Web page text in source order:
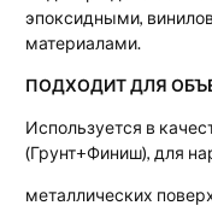
эпоксидными,
материалами.
ПОДХОДИТ ДЛЯ
Используется в
(Грунт+Финиш), для
металлических